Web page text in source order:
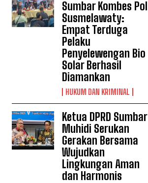
Sumbar Kombes Pol
Susmelawaty:
Empat Terduga
Pelaku
Penyelewengan Bio
Solar Berhasil
Diamankan
HUKUM DAN KRIMINAL
Ketua DPRD Sumbar
Muhidi Serukan
Gerakan Bersama
Wujudkan
Lingkungan Aman
dan Harmonis